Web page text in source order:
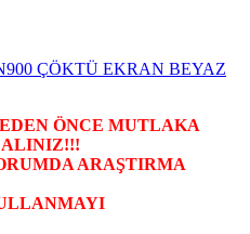
ÇÖKTÜ EKRAN BEYAZ
ÖNCE MUTLAKA
ALINIZ!!!
ARAŞTIRMA